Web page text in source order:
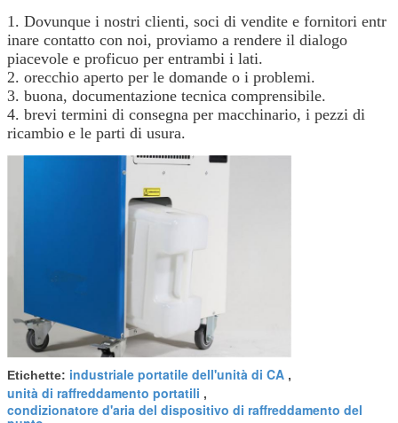
1. Dovunque i nostri clienti, soci di vendite e fornitori entr
inare contatto con noi, proviamo a rendere il dialogo
piacevole e proficuo per entrambi i lati.
2. orecchio aperto per le domande o i problemi.
3. buona, documentazione tecnica comprensibile.
4. brevi termini di consegna per macchinario, i pezzi di
ricambio e le parti di usura.
Etichette: industriale portatile dell'unità di CA ,
unità di raffreddamento portatili ,
condizionatore d'aria del dispositivo di raffreddamento del